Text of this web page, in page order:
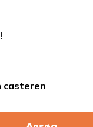
casteren